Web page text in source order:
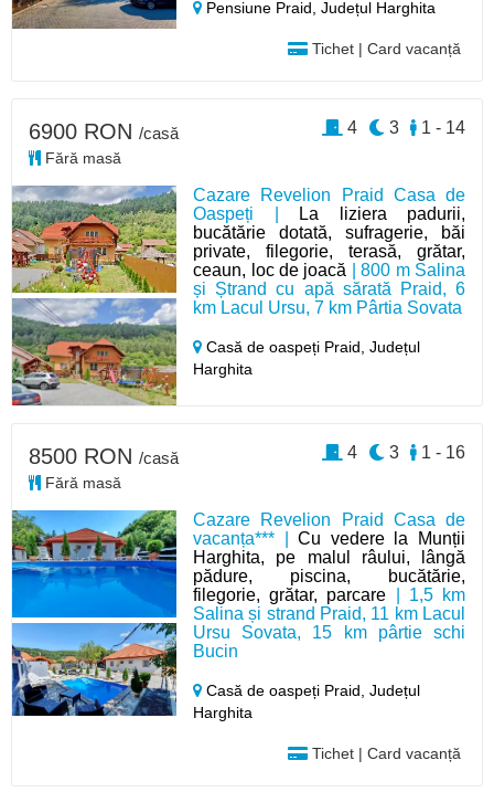
Pensiune Praid,Județul Harghita
Tichet | Card vacanță
Cazare Revelion Praid Casa de
Oaspeți |
La liziera padurii,
bucătărie dotată, sufragerie, băi
private, filegorie, terasă, grătar,
ceaun, loc de joacă | 800 m Salina
și Ștrand cu apă sărată Praid, 6
km Lacul Ursu, 7 km Pârtia Sovata
Casă de oaspeți Praid,Județul
Harghita
6900 RON /casă
Fără masă
1 - 14
3
4
Cazare Revelion Praid Casa de
vacanța*** |Cu vedere la Munții
Harghita, pe malul râului, lângă
pădure, piscina, bucătărie,
filegorie, grătar, parcare | 1,5 km
Salina și strand Praid, 11 km Lacul
Ursu Sovata, 15 km pârtie schi
Bucin
Casă de oaspeți Praid,Județul
Harghita
Tichet | Card vacanță
8500 RON /casă
Fără masă
1 - 16
3
4